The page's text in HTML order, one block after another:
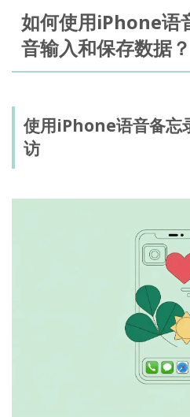
如何使用iPhone语
音输入和保存数据？
使用iPhone语音备忘
访